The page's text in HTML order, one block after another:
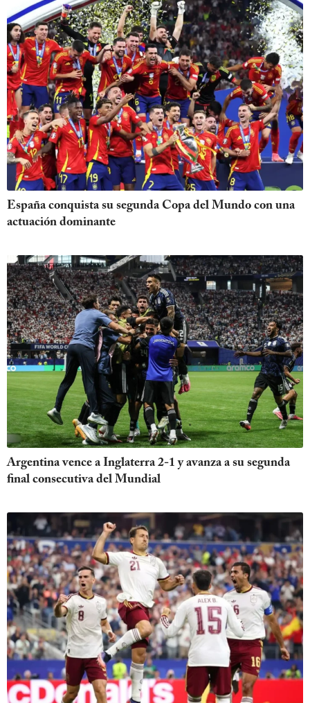
España conquista su segunda Copa del Mundo con una
actuación dominante
Argentina vence a Inglaterra 2-1 y avanza a su segunda
final consecutiva del Mundial